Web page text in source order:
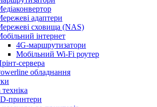
адаптери
сховища (NAS)
інтернет
4G-маршрутизатори
Мобільний Wi-Fi роутер
сервера
обладнання
принтери